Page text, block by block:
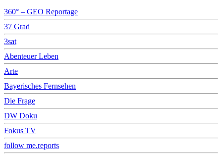
360° – GEO Reportage
37 Grad
3sat
Abenteuer Leben
Arte
Bayerisches Fernsehen
Die Frage
DW Doku
Fokus TV
follow me.reports